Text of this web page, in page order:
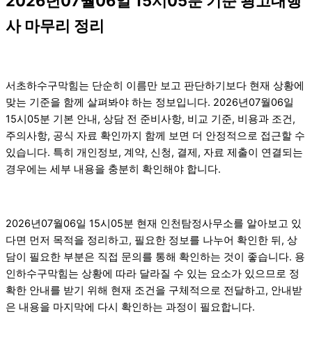
사 마무리 정리
서초하수구막힘는 단순히 이름만 보고 판단하기보다 현재 상황에
맞는 기준을 함께 살펴봐야 하는 정보입니다. 2026년07월06일
15시05분 기본 안내, 상담 전 준비사항, 비교 기준, 비용과 조건,
주의사항, 공식 자료 확인까지 함께 보면 더 안정적으로 접근할 수
있습니다. 특히 개인정보, 계약, 신청, 결제, 자료 제출이 연결되는
경우에는 세부 내용을 충분히 확인해야 합니다.
2026년07월06일 15시05분 현재 인천탐정사무소를 알아보고 있
다면 먼저 목적을 정리하고, 필요한 정보를 나누어 확인한 뒤, 상
담이 필요한 부분은 직접 문의를 통해 확인하는 것이 좋습니다. 용
인하수구막힘는 상황에 따라 달라질 수 있는 요소가 있으므로 정
확한 안내를 받기 위해 현재 조건을 구체적으로 전달하고, 안내받
은 내용을 마지막에 다시 확인하는 과정이 필요합니다.